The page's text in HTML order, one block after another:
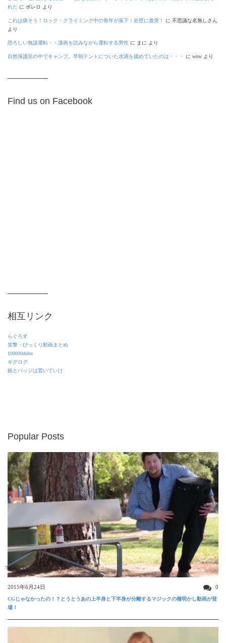
れた に ボレロ より
これは痛そう！ロック・クライミング中の青年が落下！岩壁に激突！ に 不思議な名無しさん
より
恐ろしい無謀運転・・漫画を読みながら運転する男性 に まに より
自然保護区の中でキャンプ。早朝テントについた水滴を舐めていたのは・・・ に wow より
Find us on Facebook
相互リンク
らぐろす
笑撃・びっくり動画まとめ
100000dobu
ギグログ
銃とバッジは置いていけ
Popular Posts
すごい動画
2015年6月24日 0
CGじゃなかったの！？とうとうあの上半身と下半身が分離するマジックの種明かし動画が登
場！